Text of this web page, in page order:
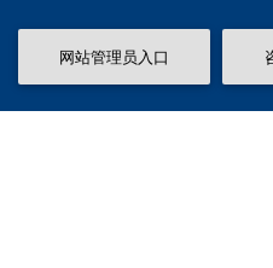
网站管理员入口